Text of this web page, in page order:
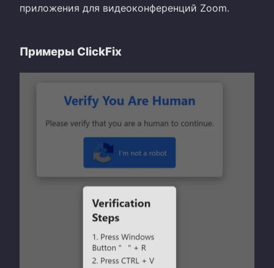
приложения для видеоконференций Zoom.
Примеры ClickFix